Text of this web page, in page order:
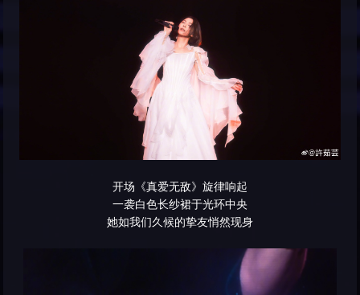
开场《真爱无敌》旋律响起
一袭白色长纱裙于光环中央
她如我们久候的挚友悄然现身